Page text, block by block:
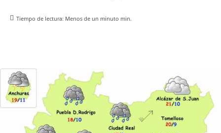
Tiempo de lectura: Menos de un minuto min.